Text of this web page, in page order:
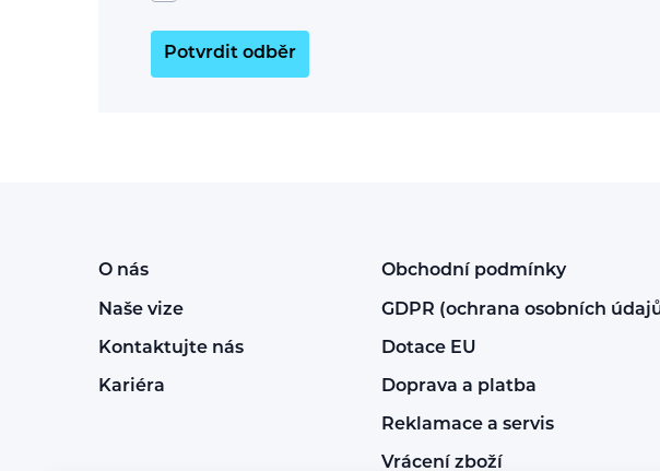
Potvrdit odběr
O nás
Naše vize
Kontaktujte nás
Kariéra
Obchodní podmínky
GDPR (ochrana osobních
Dotace EU
Doprava a platba
Reklamace a servis
Vrácení zboží